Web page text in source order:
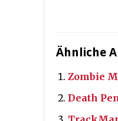
Ähnliche
Zombie
Death